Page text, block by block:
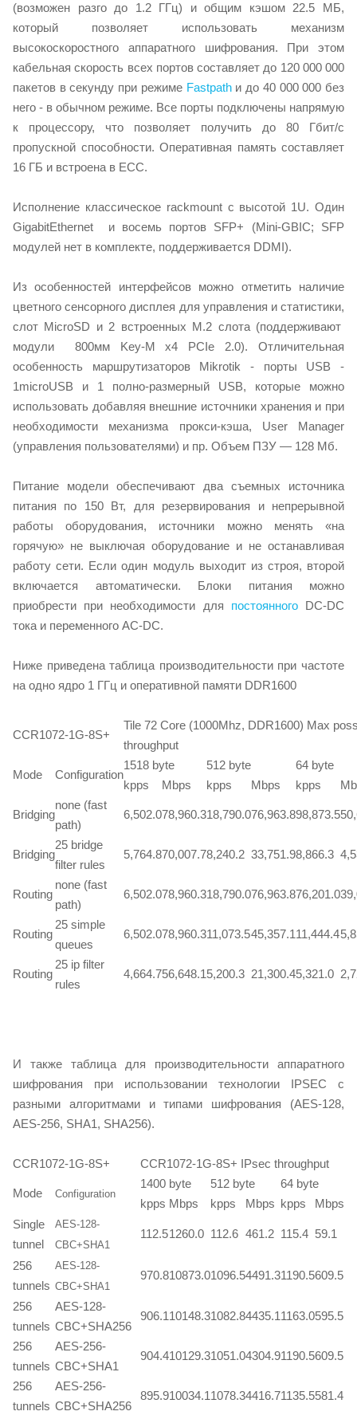
(возможен разго до 1.2 ГГц) и общим кэшом 22.5 МБ,
который позволяет использовать механизм
высокоскоростного аппаратного шифрования. При этом
кабельная скорость всех портов составляет до 120 000 000
пакетов в секунду при режиме Fastpathи до 40 000 000 без
него - в обычном режиме. Все порты подключены напрямую
к процессору, что позволяет получить до 80 Гбит/с
пропускной способности. Оперативная память составляет
16 ГБ и встроена в ECC.
Исполнение классическое rackmount с высотой 1U. Один
GigabitEthernet и восемь портов SFP+ (Mini-GBIC; SFP
модулей нет в комплекте, поддерживается DDMI).
Из особенностей интерфейсов можно отметить наличие
цветного сенсорного дисплея для управления и статистики,
слот MicroSD и 2 встроенных M.2 слота (поддерживают
модули 800мм Key-М x4 PCIe 2.0). Отличительная
особенность маршрутизаторов Mikrotik - порты USB -
1microUSB и 1 полно-размерный USB, которые можно
использовать добавляя внешние источники хранения и при
необходимости механизма прокси-кэша, User Manager
(управления пользователями) и пр. Объем ПЗУ — 128 Мб.
Питание модели обеспечивают два съемных источника
питания по 150 Вт, для резервирования и непрерывной
работы оборудования, источники можно менять «на
горячую» не выключая оборудование и не останавливая
работу сети. Если один модуль выходит из строя, второй
включается автоматически. Блоки питания можно
приобрести при необходимости для постоянногоDC-DC
тока и переменного AC-DC.
Ниже приведена таблица производительности при частоте
на одно ядро 1 ГГц и оперативной памяти DDR1600
CCR1072-1G-8S+
Tile 72 Core (1000Mhz, DDR1600) Max
throughput
Mode Configuration
1518 byte 512 byte
64 byte
kpps
Mbps kpps Mbps kpps
Bridging
none (fast
path)
6,502.078,960.318,790.076,963.898,873.5
Bridging
25 bridge
filter rules
5,764.870,007.78,240.2 33,751.98,866.3
Routing
none (fast
path)
6,502.078,960.318,790.076,963.876,201.0
Routing
25 simple
queues
6,502.078,960.311,073.545,357.111,444.4
Routing
25 ip filter
rules
4,664.756,648.15,200.3 21,300.45,321.0
И также таблица для производительности аппаратного
шифрования при использовании технологии IPSEC с
разными алгоритмами и типами шифрования (AES-128,
AES-256, SHA1, SHA256).
CCR1072-1G-8S+ CCR1072-1G-8S+ IPsec throughput
Mode Configuration
1400 byte 512 byte
64 byte
kpps Mbps kpps Mbps kpps
Mbps
Single
tunnel
AES-128-
CBC+SHA1
112.51260.0 112.6 461.2 115.4 59.1
256
tunnels
AES-128-
CBC+SHA1
970.810873.01096.54491.31190.5609.5
256
tunnels
AES-128-
CBC+SHA256
906.110148.31082.84435.11163.0595.5
256
tunnels
AES-256-
CBC+SHA1
904.410129.31051.04304.91190.5609.5
256
tunnels
AES-256-
CBC+SHA256
895.910034.11078.34416.71135.5581.4